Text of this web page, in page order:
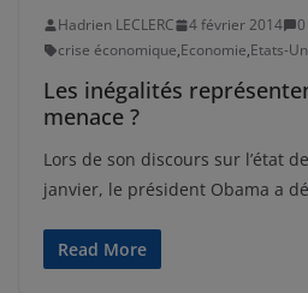
Hadrien LECLERC 4 février 2014
crise économique,Economie,Etats-
Les inégalités
menace ?
Lors de son discours sur l’état
janvier, le président Obama a
Read More